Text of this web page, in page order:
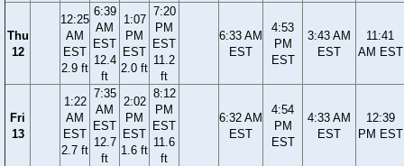
Thu
12
12:25
AM
EST
2.9 ft
6:39
AM
EST
12.4
ft
1:07
PM
EST
2.0 ft
7:20
PM
EST
11.2
ft
6:33 AM
EST
4:53
PM
EST
3:43 AM
EST
11:41
AM EST
Fri
13
1:22
AM
EST
2.7 ft
7:35
AM
EST
12.7
ft
2:02
PM
EST
1.6 ft
8:12
PM
EST
11.6
ft
6:32 AM
EST
4:54
PM
EST
4:33 AM
EST
12:39
PM EST